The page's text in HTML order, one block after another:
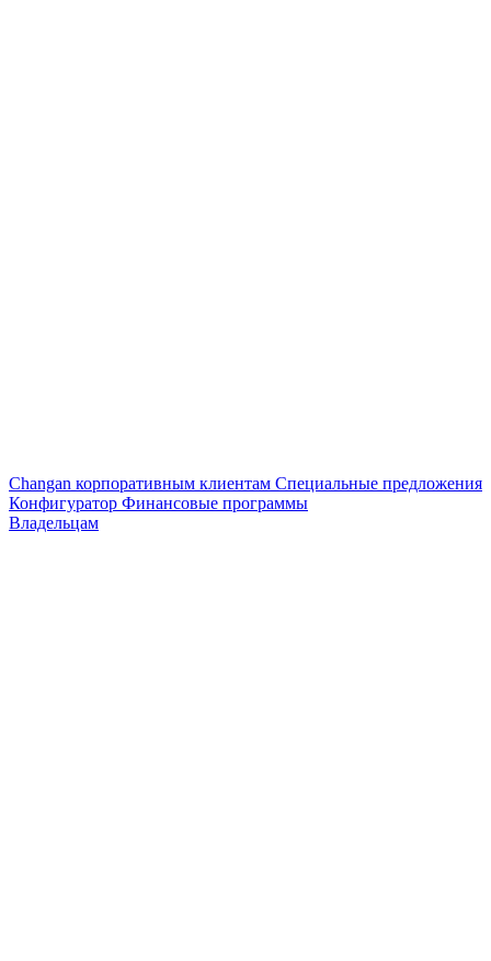
Changan корпоративным клиентам Специальные предложения
Конфигуратор Финансовые программы
Владельцам